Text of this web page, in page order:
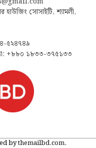
হাউজিং সোসাইটি, শ্যামলী,
৫২৪৭৪৯
+৮৮০ ১৮৩৩-৩৭৫১৩৩
bythemailbd.com.